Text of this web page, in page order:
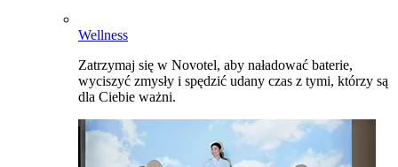
Wellness
Zatrzymaj się w Novotel, aby naładować baterie,
wyciszyć zmysły i spędzić udany czas z tymi, którzy są
dla Ciebie ważni.